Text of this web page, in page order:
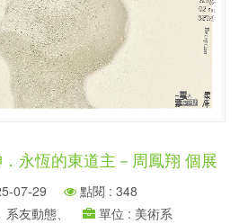
永恆的東道主－周鳳翔 個展
07-29
點閱 : 348
友動態、
單位 : 美術系